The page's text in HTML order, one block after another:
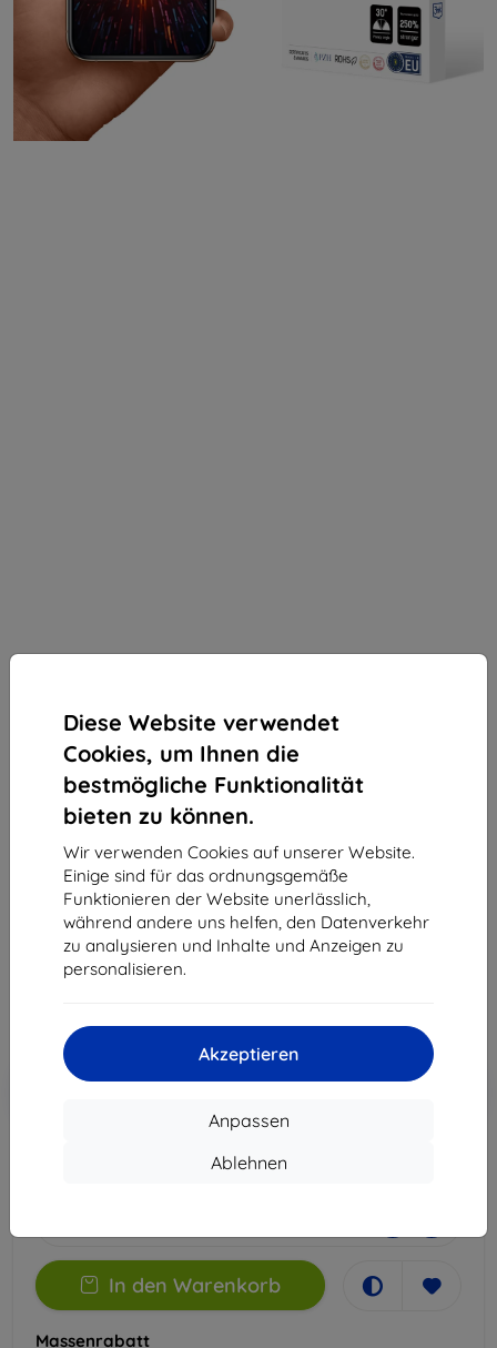
Diese Website verwendet
Cookies, um Ihnen die
bestmögliche Funktionalität
bieten zu können.
Wir verwenden Cookies auf unserer Website.
Einige sind für das ordnungsgemäße
Funktionieren der Website unerlässlich,
während andere uns helfen, den Datenverkehr
zu analysieren und Inhalte und Anzeigen zu
personalisieren.
Akzeptieren
Anpassen
Ablehnen
3mk Silky Matt Privacy Schutzfolie für Apple
iPhone Xs
Geeignet für: Apple iPhone X/XS
14,90 €
13,41 €
ohne MWSt11,27 €
Rabatt mit Gutschein
In den
In den Warenkorb
Massenrabatt